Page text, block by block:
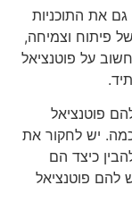
את התוכניות
פיתוח וצמיחה,
על פוטנציאל
פוטנציאל
יש לחקור את
כיצד הם
להם פוטנציאל